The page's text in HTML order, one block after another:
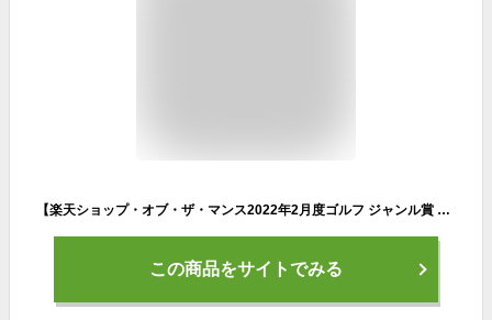
【楽天ショップ・オブ・ザ・マンス2022年2月度ゴルフ ジャンル賞 受賞】ゴルフクラブケース ゴルフバッグ 6-7本収納 レディース メンズ クラブケース ゴルフ 軽量 大容量 ゴルフケース キャディバッグ
この商品をサイトでみる